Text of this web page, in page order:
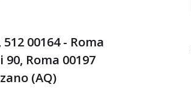
00164 - Roma
Roma 00197
(AQ)